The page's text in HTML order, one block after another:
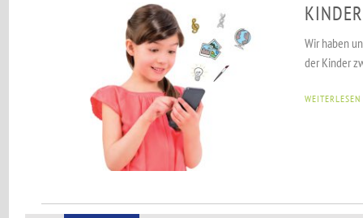
Wir haben
der Kinder
WEITERLESEN